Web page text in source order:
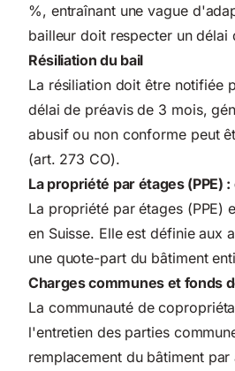
%, entraînant une vague
bailleur doit respecter un
Résiliation du bail
La résiliation doit être notifiée
délai de préavis de 3 mois,
abusif ou non conforme peut
(art. 273 CO).
La propriété par étages (PPE)
La propriété par étages (PPE)
en Suisse. Elle est définie aux
une quote-part du bâtiment
Charges communes et fonds
La communauté de
l'entretien des parties
remplacement du bâtiment